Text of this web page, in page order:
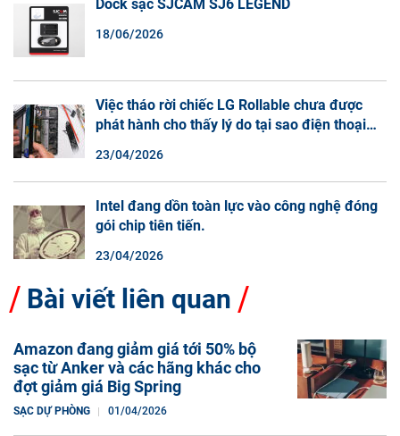
Dock sạc SJCAM SJ6 LEGEND
18/06/2026
Việc tháo rời chiếc LG Rollable chưa được
phát hành cho thấy lý do tại sao điện thoại
23/04/2026
Intel đang dồn toàn lực vào công nghệ đóng
gói chip tiên tiến.
23/04/2026
Bài viết liên quan
Amazon đang giảm giá tới 50% bộ
sạc từ Anker và các hãng khác cho
đợt giảm giá Big Spring
SẠC DỰ PHÒNG 01/04/2026